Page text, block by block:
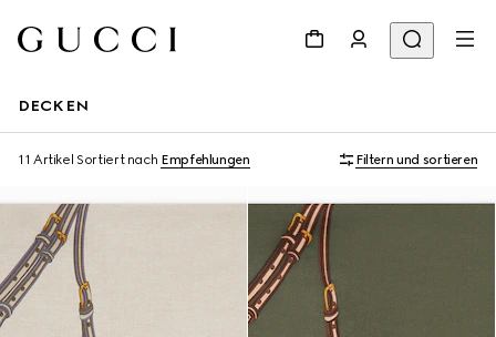
DECKEN
11 Artikel Sortiert nach Empfehlungen Filtern und sortieren